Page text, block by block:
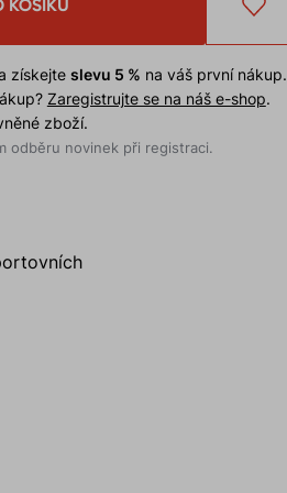
KOŠÍKU
získejte slevu 5 % na váš první nákup.
Zaregistrujte se na náš e-shop.
zboží.
odběru novinek při registraci.